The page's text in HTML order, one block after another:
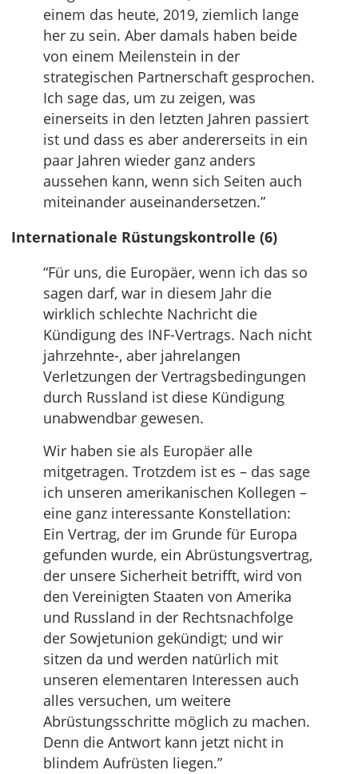
einem das heute, 2019, ziemlich lange
her zu sein. Aber damals haben beide
von einem Meilenstein in der
strategischen Partnerschaft gesprochen.
Ich sage das, um zu zeigen, was
einerseits in den letzten Jahren passiert
ist und dass es aber andererseits in ein
paar Jahren wieder ganz anders
aussehen kann, wenn sich Seiten auch
miteinander auseinandersetzen.”
Internationale Rüstungskontrolle (6)
“Für uns, die Europäer, wenn ich das so
sagen darf, war in diesem Jahr die
wirklich schlechte Nachricht die
Kündigung des INF-Vertrags. Nach nicht
jahrzehnte-, aber jahrelangen
Verletzungen der Vertragsbedingungen
durch Russland ist diese Kündigung
unabwendbar gewesen.
Wir haben sie als Europäer alle
mitgetragen. Trotzdem ist es – das sage
ich unseren amerikanischen Kollegen –
eine ganz interessante Konstellation:
Ein Vertrag, der im Grunde für Europa
gefunden wurde, ein Abrüstungsvertrag,
der unsere Sicherheit betrifft, wird von
den Vereinigten Staaten von Amerika
und Russland in der Rechtsnachfolge
der Sowjetunion gekündigt; und wir
sitzen da und werden natürlich mit
unseren elementaren Interessen auch
alles versuchen, um weitere
Abrüstungsschritte möglich zu machen.
Denn die Antwort kann jetzt nicht in
blindem Aufrüsten liegen.”